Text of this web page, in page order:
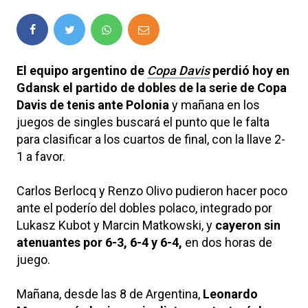
El equipo argentino de Copa Davisperdió hoy en
Gdansk el partido de dobles de la serie de Copa
Davis de tenis ante Polonia y mañana en los
juegos de singles buscará el punto que le falta
para clasificar a los cuartos de final, con la llave 2-
1 a favor.
Carlos Berlocq y Renzo Olivo pudieron hacer poco
ante el poderío del dobles polaco, integrado por
Lukasz Kubot y Marcin Matkowski, y cayeron sin
atenuantes por 6-3, 6-4 y 6-4, en dos horas de
juego.
Mañana, desde las 8 de Argentina, Leonardo